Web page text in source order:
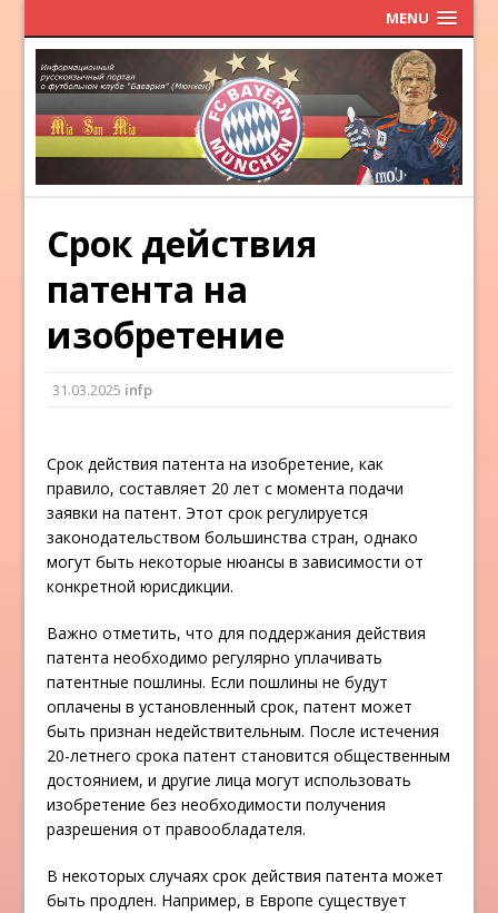
MENU
Срок действия
патента на
изобретение
31.03.2025 infp
Срок действия патента на изобретение, как
правило, составляет 20 лет с момента подачи
заявки на патент. Этот срок регулируется
законодательством большинства стран, однако
могут быть некоторые нюансы в зависимости от
конкретной юрисдикции.
Важно отметить, что для поддержания действия
патента необходимо регулярно уплачивать
патентные пошлины. Если пошлины не будут
оплачены в установленный срок, патент может
быть признан недействительным. После истечения
20-летнего срока патент становится общественным
достоянием, и другие лица могут использовать
изобретение без необходимости получения
разрешения от правообладателя.
В некоторых случаях срок действия патента может
быть продлен. Например, в Европе существует